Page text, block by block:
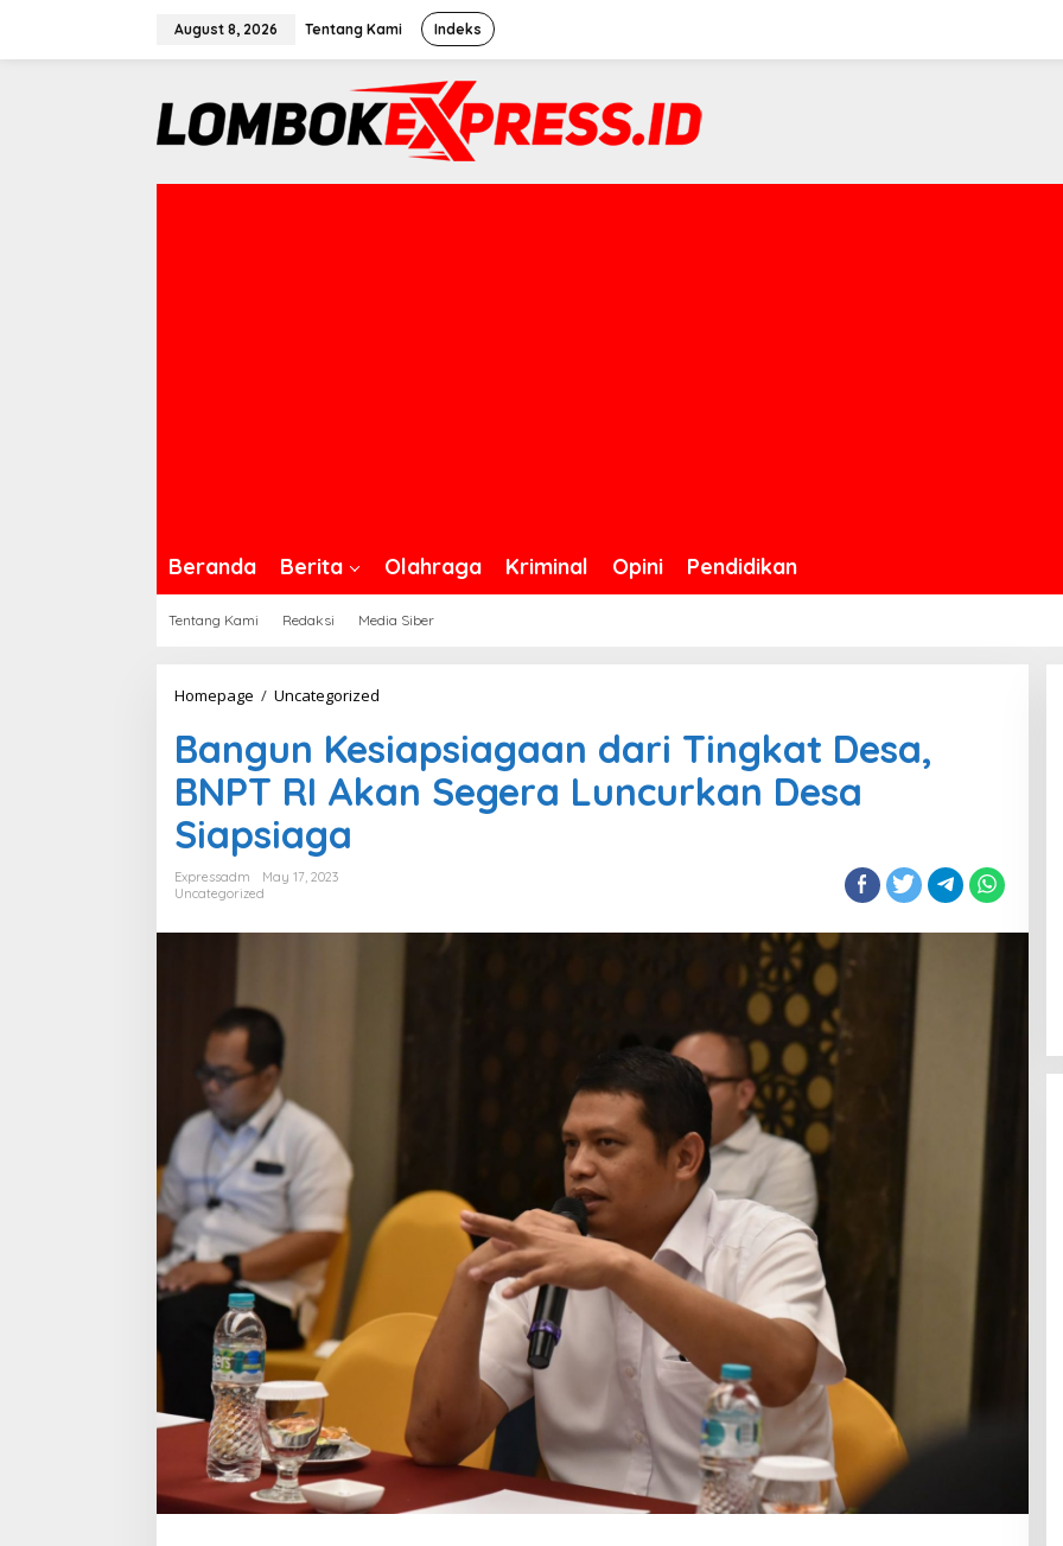
content
August 8, 2026 Tentang Kami Indeks
Beranda Berita Olahraga Kriminal Opini Pendidikan
Tentang Kami Redaksi Media Siber
Homepage / Uncategorized
dari
Tingkat
Desa,
Luncurkan
Bangun Kesiapsiagaan dari Tingkat Desa,
BNPT RI Akan Segera Luncurkan Desa
Siapsiaga
Expressadm
May 17, 2023
Uncategorized